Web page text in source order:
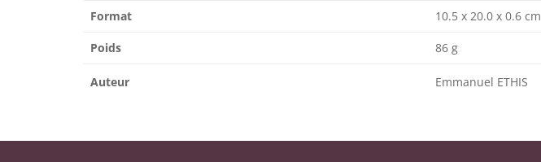
Format 10.5 x 20.0 x 0.6 cm
Poids 86 g
Auteur Emmanuel ETHIS